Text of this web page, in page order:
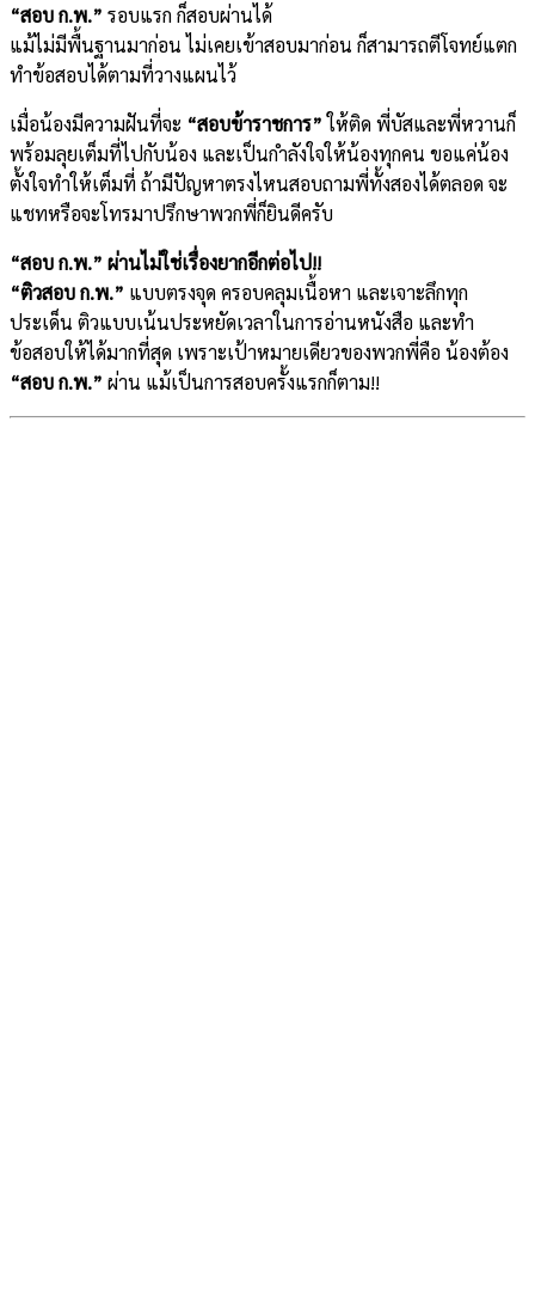
“สอบ ก.พ.” รอบแรก ก็สอบผ่านได้
แม้ไม่มีพื้นฐานมาก่อน ไม่เคยเข้าสอบมาก่อน ก็สามารถตีโจทย์แตก
ทำข้อสอบได้ตามที่วางแผนไว้
เมื่อน้องมีความฝันที่จะ “สอบข้าราชการ”ให้ติด พี่บัสและพี่หวานก็
พร้อมลุยเต็มที่ไปกับน้อง และเป็นกำลังใจให้น้องทุกคน ขอแค่น้อง
ตั้งใจทำให้เต็มที่ ถ้ามีปัญหาตรงไหนสอบถามพี่ทั้งสองได้ตลอด จะ
แชทหรือจะโทรมาปรึกษาพวกพี่ก็ยินดีครับ
“สอบ ก.พ.” ผ่านไม่ใช่เรื่องยากอีกต่อไป!!
“ติวสอบ ก.พ.” แบบตรงจุด ครอบคลุมเนื้อหา และเจาะลึกทุก
ประเด็น ติวแบบเน้นประหยัดเวลาในการอ่านหนังสือ และทำ
ข้อสอบให้ได้มากที่สุด เพราะเป้าหมายเดียวของพวกพี่คือ น้องต้อง
“สอบ ก.พ.” ผ่าน แม้เป็นการสอบครั้งแรกก็ตาม!!